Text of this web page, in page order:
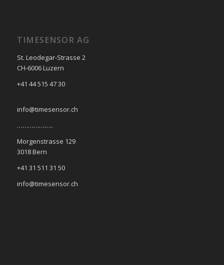
TIMESENSOR AG
St. Leodegar-Strasse 2
CH-6006 Luzern
+41 44 515 47 30
info@timesensor.ch
………………..
Morgenstrasse 129
3018 Bern
+41 31 511 31 50
info@timesensor.ch